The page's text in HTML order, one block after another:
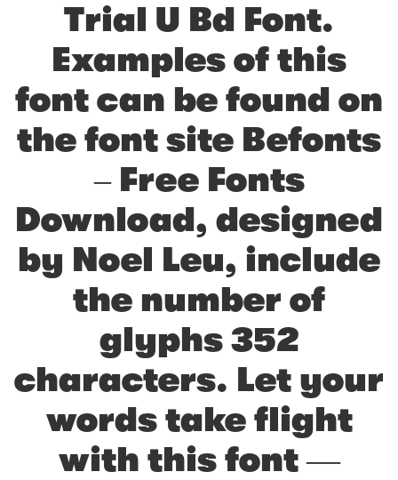
Trial U Bd Font.
Examples of this
font can be found on
the font site Befonts
– Free Fonts
Download, designed
by Noel Leu, include
the number of
glyphs 352
characters. Let your
words take flight
with this font —